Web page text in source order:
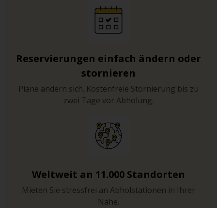
Reservierungen einfach ändern oder
stornieren
Pläne ändern sich. Kostenfreie Stornierung bis zu
zwei Tage vor Abholung.
Weltweit an 11.000 Standorten
Mieten Sie stressfrei an Abholstationen in Ihrer
Nähe.